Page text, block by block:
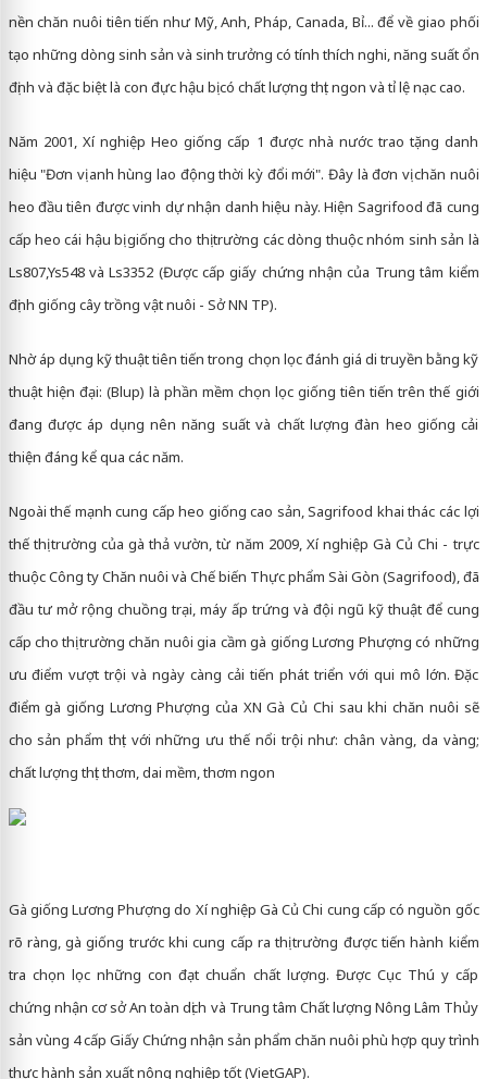
nền chăn nuôi tiên tiến như Mỹ, Anh, Pháp, Canada, Bỉ... để về giao phối
tạo những dòng sinh sản và sinh trưởng có tính thích nghi, năng suất ổn
định và đặc biệt là con đực hậu bị có chất lượng thịt ngon và tỉ lệ nạc cao.
Năm 2001, Xí nghiệp Heo giống cấp 1 được nhà nước trao tặng danh
hiệu "Đơn vị anh hùng lao động thời kỳ đổi mới". Đây là đơn vị chăn nuôi
heo đầu tiên được vinh dự nhận danh hiệu này. Hiện Sagrifood đã cung
cấp heo cái hậu bị giống cho thị trường các dòng thuộc nhóm sinh sản là
Ls807,Ys548 và Ls3352 (Được cấp giấy chứng nhận của Trung tâm kiểm
định giống cây trồng vật nuôi - Sở NN TP).
Nhờ áp dụng kỹ thuật tiên tiến trong chọn lọc đánh giá di truyền bằng kỹ
thuật hiện đại: (Blup) là phần mềm chọn lọc giống tiên tiến trên thế giới
đang được áp dụng nên năng suất và chất lượng đàn heo giống cải
thiện đáng kể qua các năm.
Ngoài thế mạnh cung cấp heo giống cao sản, Sagrifood khai thác các lợi
thế thị trường của gà thả vườn, từ năm 2009, Xí nghiệp Gà Củ Chi - trực
thuộc Công ty Chăn nuôi và Chế biến Thực phẩm Sài Gòn (Sagrifood), đã
đầu tư mở rộng chuồng trại, máy ấp trứng và đội ngũ kỹ thuật để cung
cấp cho thị trường chăn nuôi gia cầm gà giống Lương Phượng có những
ưu điểm vượt trội và ngày càng cải tiến phát triển với qui mô lớn. Đặc
điểm gà giống Lương Phượng của XN Gà Củ Chi sau khi chăn nuôi sẽ
cho sản phẩm thịt với những ưu thế nổi trội như: chân vàng, da vàng;
chất lượng thịt thơm, dai mềm, thơm ngon
Gà giống Lương Phượng do Xí nghiệp Gà Củ Chi cung cấp có nguồn gốc
rõ ràng, gà giống trước khi cung cấp ra thị trường được tiến hành kiểm
tra chọn lọc những con đạt chuẩn chất lượng. Được Cục Thú y cấp
chứng nhận cơ sở An toàn dịch và Trung tâm Chất lượng Nông Lâm Thủy
sản vùng 4 cấp Giấy Chứng nhận sản phẩm chăn nuôi phù hợp quy trình
thực hành sản xuất nông nghiệp tốt (VietGAP).